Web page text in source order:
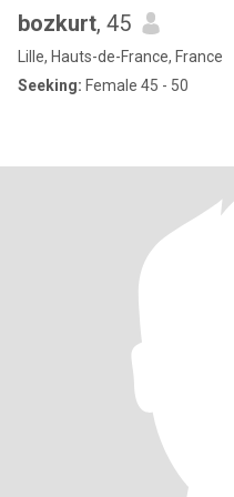
bozkurt, 45
Lille, Hauts-de-France, France
Seeking: Female 45 - 50